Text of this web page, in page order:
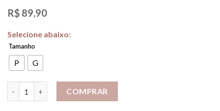
R$ 89,90
Tamanho
P G
COMPRAR